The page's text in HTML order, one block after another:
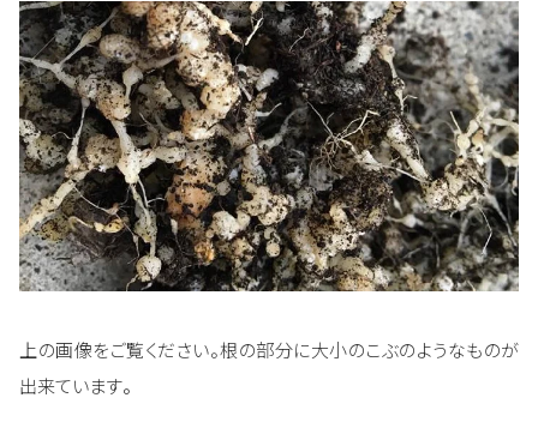
上の画像をご覧ください。根の部分に大小のこぶのようなものが
出来ています。